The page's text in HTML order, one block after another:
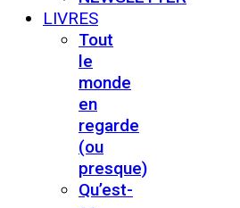
LIVRES
Tout
le
monde
en
regarde
(ou
presque)
Qu’est-